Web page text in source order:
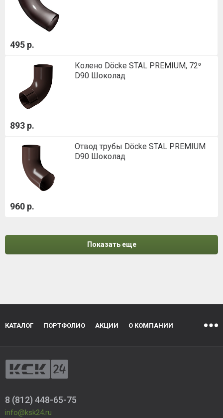
495 р.
Колено Döcke STAL PREMIUM, 72⁰
D90 Шоколад
893 р.
Отвод трубы Döcke STAL PREMIUM
D90 Шоколад
960 р.
Показать еще
КАТАЛОГ ПОРТФОЛИО АКЦИИ О КОМПАНИИ
8 (812) 448-65-75
info@ksk24.ru